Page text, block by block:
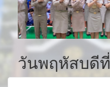
วันพฤหัสบดี